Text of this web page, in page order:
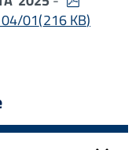
01(216 KB)